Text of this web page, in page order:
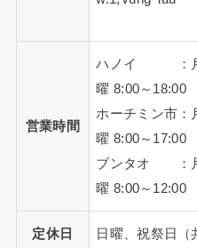
営業時間
ハノイ ：月
曜 8:00～18:00
ホーチミン市：
曜 8:00～17:00
ブンタオ ：月
曜 8:00～12:00
定休日 日曜、祝祭日（